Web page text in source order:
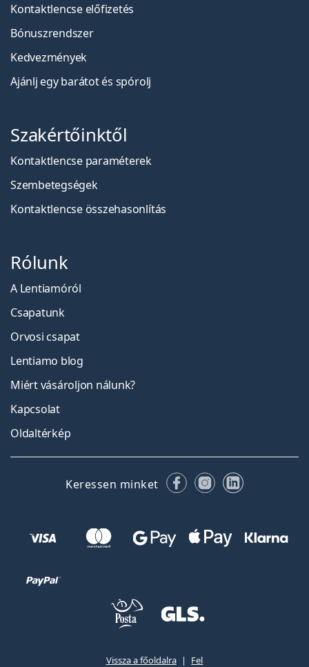
Kontaktlencse előfizetés
Bónuszrendszer
Kedvezmények
Ajánlj egy barátot és spórolj
Szakértőinktől
Kontaktlencse paraméterek
Szembetegségek
Kontaktlencse összehasonlítás
Rólunk
A Lentiamóról
Csapatunk
Orvosi csapat
Lentiamo blog
Miért vásároljon nálunk?
Kapcsolat
Oldaltérkép
Keressen minket FacebookInstagram
LinkedIn
Vissza a főoldalra Fel